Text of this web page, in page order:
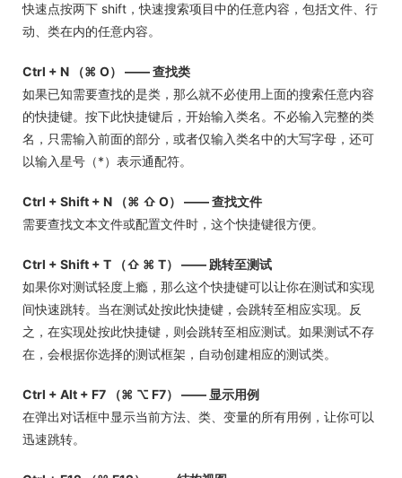
快速点按两下 shift，快速搜索项目中的任意内容，包括文件、行
动、类在内的任意内容。
Ctrl + N （⌘ O） —— 查找类
如果已知需要查找的是类，那么就不必使用上面的搜索任意内容
的快捷键。按下此快捷键后，开始输入类名。不必输入完整的类
名，只需输入前面的部分，或者仅输入类名中的大写字母，还可
以输入星号（*）表示通配符。
Ctrl + Shift + N （⌘ ⇧ O） —— 查找文件
需要查找文本文件或配置文件时，这个快捷键很方便。
Ctrl + Shift + T （⇧ ⌘ T） —— 跳转至测试
如果你对测试轻度上瘾，那么这个快捷键可以让你在测试和实现
间快速跳转。当在测试处按此快捷键，会跳转至相应实现。反
之，在实现处按此快捷键，则会跳转至相应测试。如果测试不存
在，会根据你选择的测试框架，自动创建相应的测试类。
Ctrl + Alt + F7 （⌘ ⌥ F7） —— 显示用例
在弹出对话框中显示当前方法、类、变量的所有用例，让你可以
迅速跳转。